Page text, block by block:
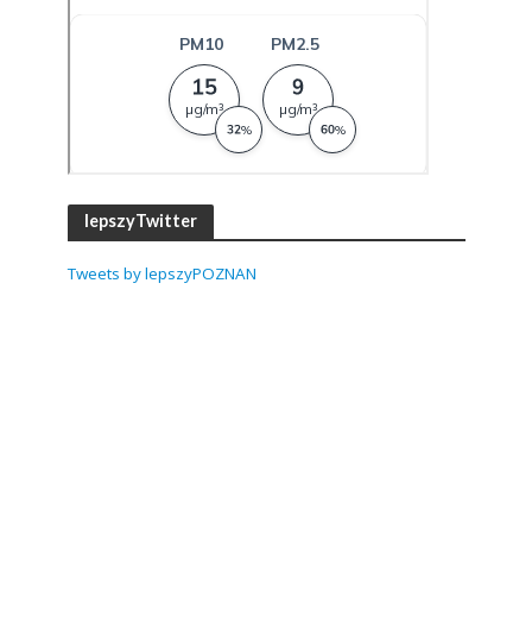
lepszyTwitter
Tweets by lepszyPOZNAN